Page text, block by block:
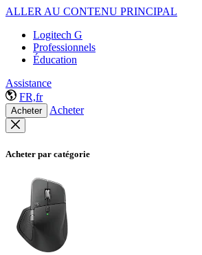
ALLER AU CONTENU PRINCIPAL
Logitech G
Professionnels
Éducation
Assistance
FR,fr
Acheter Acheter
Acheter par catégorie